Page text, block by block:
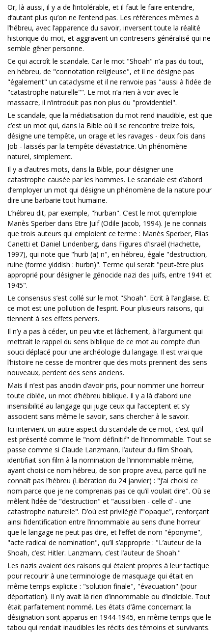
Or, là aussi, il y a de l’intolérable, et il faut le faire entendre,
d’autant plus qu’on ne l’entend pas. Les références mêmes à
l’hébreu, avec l’apparence du savoir, inversent toute la réalité
historique du mot, et aggravent un contresens généralisé qui ne
semble gêner personne.
Ce qui accroît le scandale. Car le mot "Shoah" n’a pas du tout,
en hébreu, de "connotation religieuse", et il ne désigne pas
"également" un cataclysme et il ne renvoie pas "aussi à l’idée de
"catastrophe naturelle"". Le mot n’a rien à voir avec le
massacre, il n’introduit pas non plus du "providentiel".
Le scandale, que la médiatisation du mot rend inaudible, est que
c’est un mot qui, dans la Bible où il se rencontre treize fois,
désigne une tempête, un orage et les ravages - deux fois dans
Job - laissés par la tempête dévastatrice. Un phénomène
naturel, simplement.
Il y a d’autres mots, dans la Bible, pour désigner une
catastrophe causée par les hommes. Le scandale est d’abord
d’employer un mot qui désigne un phénomène de la nature pour
dire une barbarie tout humaine.
L’hébreu dit, par exemple, "hurban". C’est le mot qu’emploie
Manès Sperber dans Etre Juif (Odile Jacob, 1994). Je ne connais
que trois auteurs qui emploient ce terme : Manès Sperber, Elias
Canetti et Daniel Lindenberg, dans Figures d’Israël (Hachette,
1997), qui note que "hurb (a) n", en hébreu, égale "destruction,
ruine (forme yiddish : hurbn)". Terme qui serait "peut-être plus
approprié pour désigner le génocide nazi des juifs, entre 1941 et
1945".
Le consensus s’est collé sur le mot "Shoah". Ecrit à l’anglaise. Et
ce mot est une pollution de l’esprit. Pour plusieurs raisons, qui
tiennent à ses effets pervers.
Il n’y a pas à céder, un peu vite et lâchement, à l’argument qui
mettrait le rappel du sens biblique de ce mot au compte d’un
souci déplacé pour une archéologie du langage. Il est vrai que
l’histoire ne cesse de montrer que des mots prennent des sens
nouveaux, perdent des sens anciens.
Mais il n’est pas anodin d’avoir pris, pour nommer une horreur
toute ciblée, un mot d’hébreu biblique. Il y a là d’abord une
insensibilité au langage qui juge ceux qui l’acceptent et s’y
associent sans même le savoir, sans chercher à le savoir.
Ici intervient un autre aspect du scandale de ce mot, c’est qu’il
est présenté comme le "nom définitif" de l’innommable. Tout se
passe comme si Claude Lanzmann, l’auteur du film Shoah,
identifiait son film à la nomination de l’innommable même,
ayant choisi ce nom hébreu, de son propre aveu, parce qu’il ne
connaît pas l’hébreu (Libération du 24 janvier) : "J’ai choisi ce
nom parce que je ne comprenais pas ce qu’il voulait dire". Où se
mêlent l’idée de "destruction" et "aussi bien - celle d’ - une
catastrophe naturelle". D’où est privilégié l’"opaque", renforçant
ainsi l’identification entre l’innommable au sens d’une horreur
que le langage ne peut pas dire, et l’effet de nom "éponyme",
"acte radical de nomination", qu’il s’approprie : "L’auteur de la
Shoah, c’est Hitler. Lanzmann, c’est l’auteur de Shoah."
Les nazis avaient des raisons qui étaient propres à leur tactique
pour recourir à une terminologie de masquage qui était en
même temps explicite : "solution finale", "évacuation" (pour
déportation). Il n’y avait là rien d’innommable ou d’indicible. Tout
était parfaitement nommé. Les états d’âme concernant la
désignation sont apparus en 1944-1945, en même temps que le
tabou qui rendait inaudibles les récits des témoins et survivants.